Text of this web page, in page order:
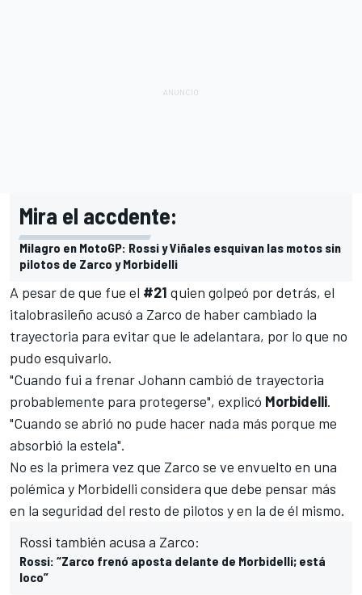
Mira el accdente:
Milagro en MotoGP: Rossi y Viñales esquivan las motos sin
pilotos de Zarco y Morbidelli
A pesar de que fue el #21 quien golpeó por detrás, el
italobrasileño acusó a Zarco de haber cambiado la
trayectoria para evitar que le adelantara, por lo que no
pudo esquivarlo.
"Cuando fui a frenar Johann cambió de trayectoria
probablemente para protegerse", explicó Morbidelli.
"Cuando se abrió no pude hacer nada más porque me
absorbió la estela".
No es la primera vez que Zarco se ve envuelto en una
polémica y Morbidelli considera que debe pensar más
en la seguridad del resto de pilotos y en la de él mismo.
Rossi también acusa a Zarco:
Rossi: “Zarco frenó aposta delante de Morbidelli; está
loco”